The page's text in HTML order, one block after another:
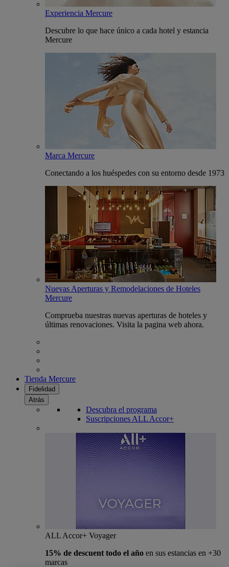
Experiencia Mercure
Descubre lo que hace único a cada hotel y estancia
Mercure
Marca Mercure
Conectando a los huéspedes con su entorno desde 1973
Nuevas Aperturas y Remodelaciones de Hoteles
Mercure
Comprueba nuestras nuevas aperturas de hoteles y
últimas renovaciones. Visita la pagina web ahora.
Tienda Mercure
Fidelidad
Atrás
Descubra el programa
Suscripciones ALL Accor+
ALL Accor+ Voyager
15% de descuent todo el año en sus estancias en +30
marcas